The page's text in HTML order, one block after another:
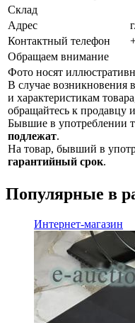
Склад
Адрес
Контактный телефон
Обращаем внимание
Фото носят
В случае возникновения
и характеристикам
обращайтесь к продавцу
Бывшие в употреблении
подлежат.
На товар, бывший в
гарантийный срок.
Популярные в
Интернет-магазин